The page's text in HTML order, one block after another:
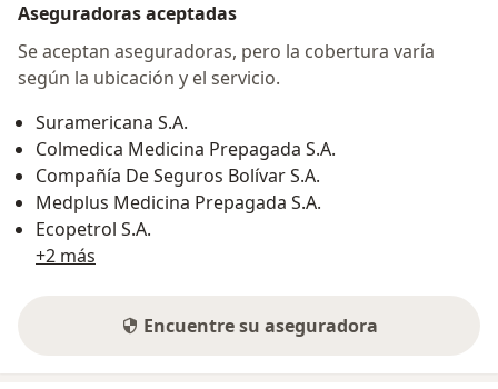
Aseguradoras aceptadas
Se aceptan aseguradoras, pero la cobertura varía
según la ubicación y el servicio.
Suramericana S.A.
Colmedica Medicina Prepagada S.A.
Compañía De Seguros Bolívar S.A.
Medplus Medicina Prepagada S.A.
Ecopetrol S.A.
+2 más
Encuentre su aseguradora